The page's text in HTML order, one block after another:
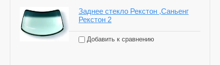
Заднее стекло Рекстон ,Саньенг
Рекстон 2
Добавить к сравнению